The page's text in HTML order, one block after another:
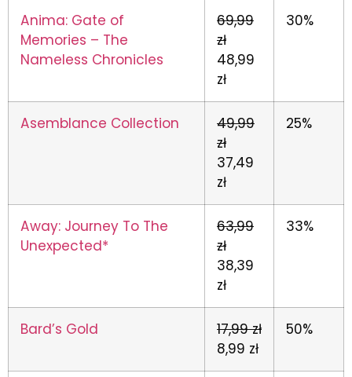
Anima: Gate of
Memories – The
Nameless Chronicles
69,99
zł
48,99
zł
30%
Asemblance Collection
49,99
zł
37,49
zł
25%
Away: Journey To The
Unexpected*
63,99
zł
38,39
zł
33%
Bard’s Gold
17,99 zł
8,99 zł
50%